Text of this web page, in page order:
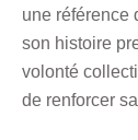
une référence
son histoire
volonté
de renforcer